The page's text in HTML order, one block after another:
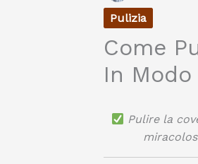
Pulizia
Come
In
Pulire la